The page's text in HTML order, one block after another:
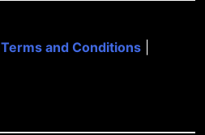
Terms and Conditions